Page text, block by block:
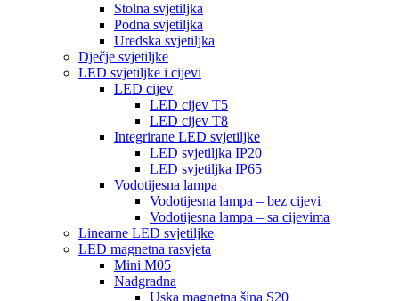
Stolna svjetiljka
Podna svjetiljka
Uredska svjetiljka
Dječje svjetiljke
LED svjetiljke i cijevi
LED cijev
LED cijev T5
LED cijev T8
Integrirane LED svjetiljke
LED svjetiljka IP20
LED svjetiljka IP65
Vodotijesna lampa
Vodotijesna lampa – bez cijevi
Vodotijesna lampa – sa cijevima
Linearne LED svjetiljke
LED magnetna rasvjeta
Mini M05
Nadgradna
Uska magnetna šina S20